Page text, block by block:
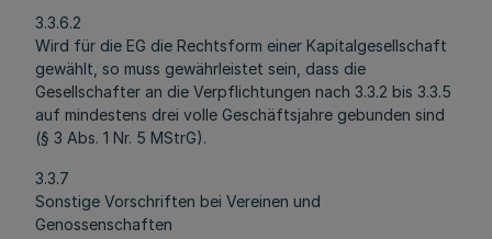
3.3.6.2
Wird für die EG die Rechtsform einer Kapitalgesellschaft
gewählt, so muss gewährleistet sein, dass die
Gesellschafter an die Verpflichtungen nach 3.3.2 bis 3.3.5
auf mindestens drei volle Geschäftsjahre gebunden sind
(§ 3 Abs. 1 Nr. 5 MStrG).
3.3.7
Sonstige Vorschriften bei Vereinen und
Genossenschaften